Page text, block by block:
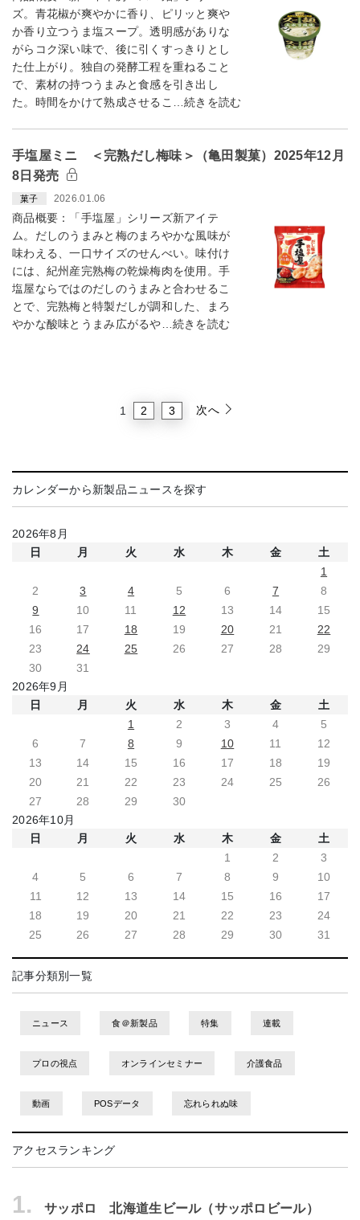
ズ。青花椒が爽やかに香り、ピリッと爽や
か香り立つうま塩スープ。透明感がありな
がらコク深い味で、後に引くすっきりとし
た仕上がり。独自の発酵工程を重ねること
で、素材の持つうまみと食感を引き出し
た。時間をかけて熟成させるこ…続きを読む
手塩屋ミニ ＜完熟だし梅味＞（亀田製菓）2025年12月
8日発売
菓子 2026.01.06
商品概要：「手塩屋」シリーズ新アイテ
ム。だしのうまみと梅のまろやかな風味が
味わえる、一口サイズのせんべい。味付け
には、紀州産完熟梅の乾燥梅肉を使用。手
塩屋ならではのだしのうまみと合わせるこ
とで、完熟梅と特製だしが調和した、まろ
やかな酸味とうまみ広がるや…続きを読む
1 2 3 次へ
カレンダーから新製品ニュースを探す
2026年8月
日
月 火 水 木 金
土
1
2
3 4 5 6 7
8
9
10 11 12 13 14
15
16
17 18 19 20 21
22
23
24 25 26 27 28
29
30
31
2026年9月
日
月 火 水 木 金
土
1
2 3 4
5
6
7 8 9 10 11
12
13
14 15 16 17 18
19
20
21 22 23 24 25
26
27
28 29
30
2026年10月
日
月 火 水 木 金
土
1
2
3
4
5 6 7 8 9
10
11
12 13 14 15 16
17
18
19 20 21 22 23
24
25
26 27 28 29 30 31
記事分類別一覧
ニュース 食＠新製品 特集 連載
プロの視点 オンラインセミナー 介護食品
動画 POSデータ 忘れられぬ味
アクセスランキング
1.
サッポロ 北海道生ビール（サッポロビール）